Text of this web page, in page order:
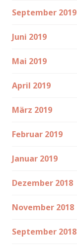
September 2019
Juni 2019
Mai 2019
April 2019
März 2019
Februar 2019
Januar 2019
Dezember 2018
November 2018
September 2018